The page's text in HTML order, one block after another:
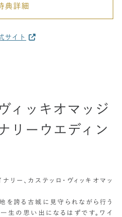
典詳細
サイト
ィッキオマッジ
リーウエディン
リー、カステッロ・ヴィッキオマッ
を誇る古城に見守られながら行う
生の思い出になるはずです。ワイ